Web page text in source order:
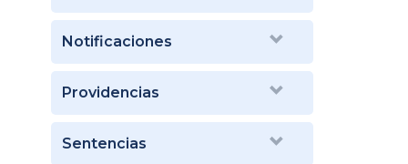
Notificaciones
Providencias
Sentencias